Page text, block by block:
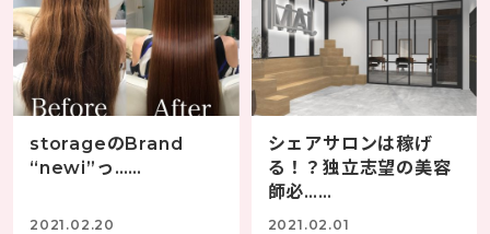
storageのBrand
“newi”っ……
2021.02.20
シェアサロンは稼げ
る！？独立志望の美容
師必……
2021.02.01